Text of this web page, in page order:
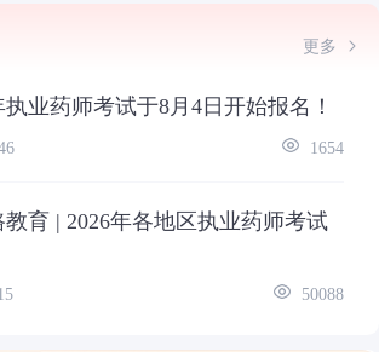
更多
执业药师考试于8月4日开始报名！
1654
教育 | 2026年各地区执业药师考试
50088